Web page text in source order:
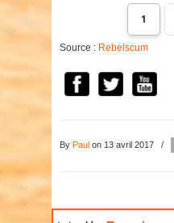
1
Source : Rebelscum
By Paul on 13 avril 2017 /